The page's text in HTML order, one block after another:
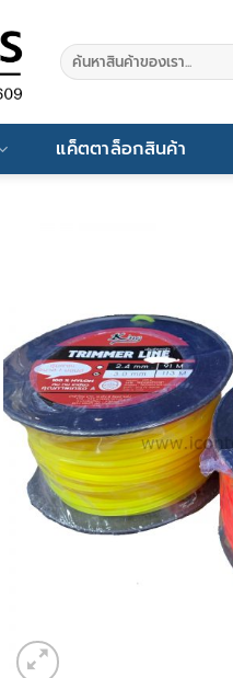
ค้นหา:
แค็ตตาล็อกสินค้า